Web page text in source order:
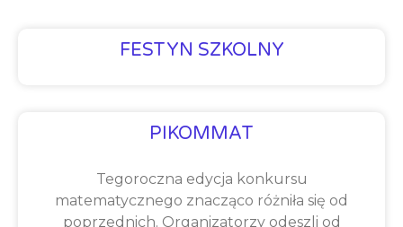
FESTYN SZKOLNY
PIKOMMAT
Tegoroczna edycja konkursu
matematycznego znacząco różniła się od
poprzednich. Organizatorzy odeszli od